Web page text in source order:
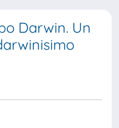
Darwin. Un